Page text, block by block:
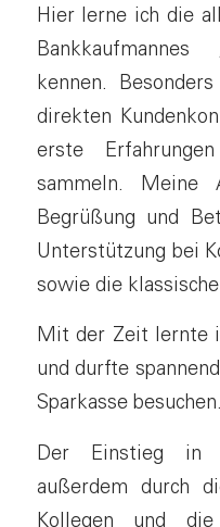
Hier lerne ich die
kennen.
direkten
erste
sammeln. Meine
Begrüßung und
Unterstützung bei
sowie die
Mit der Zeit lernte
und durfte
Sparkasse besuchen.
Der Einstieg in
außerdem durch
Kollegen und